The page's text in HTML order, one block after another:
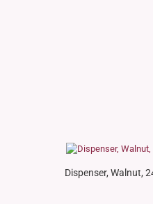
Dispenser, Walnut,